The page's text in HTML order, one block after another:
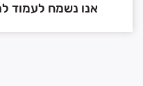
אנו נשמח לעמוד